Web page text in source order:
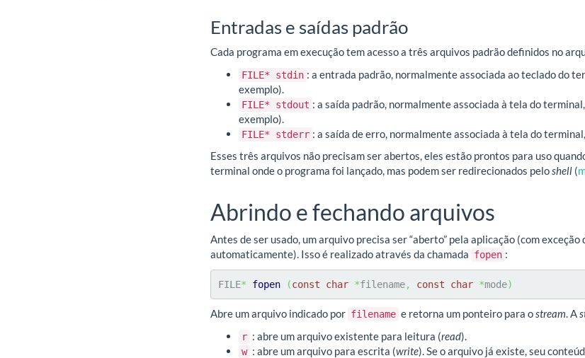
Entradas e saídas padrão
Cada programa em execução tem acesso a três arquivos padrão definidos no
FILE* stdin : a entrada padrão, normalmente associada ao teclado do
exemplo).
FILE* stdout : a saída padrão, normalmente associada à tela do
exemplo).
FILE* stderr : a saída de erro, normalmente associada à tela do
Esses três arquivos não precisam ser abertos, eles estão prontos para uso
terminal onde o programa foi lançado, mas podem ser redirecionados peloshell (
Abrindo e fechando arquivos
Antes de ser usado, um arquivo precisa ser “aberto” pela aplicação (com
automaticamente). Isso é realizado através da chamada fopen :
FILE* fopen (const char *filename, const char *mode)
Abre um arquivo indicado por filename e retorna um ponteiro para ostream. A
r : abre um arquivo existente para leitura (read).
w : abre um arquivo para escrita (write). Se o arquivo já existe, seu